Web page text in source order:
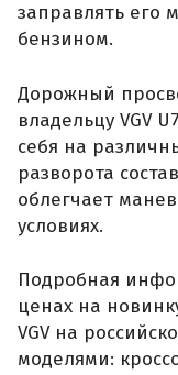
заправлять его
бензином.
Дорожный
владельцу VGV
себя на
разворота
облегчает
условиях.
Подробная
ценах на
VGV на
моделями: